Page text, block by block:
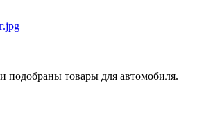
подобраны товары для автомобиля.